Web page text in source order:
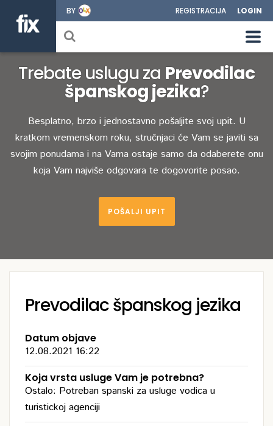
BY REGISTRACIJA LOGIN
Trebate uslugu za Prevodilac
španskog jezika?
Besplatno, brzo i jednostavno pošaljite svoj upit. U
kratkom vremenskom roku, stručnjaci će Vam se javiti sa
svojim ponudama i na Vama ostaje samo da odaberete onu
koja Vam najviše odgovara te dogovorite posao.
POŠALJI UPIT
Prevodilac španskog jezika
Datum objave
12.08.2021 16:22
Koja vrsta usluge Vam je potrebna?
Ostalo: Potreban spanski za usluge vodica u
turistickoj agenciji